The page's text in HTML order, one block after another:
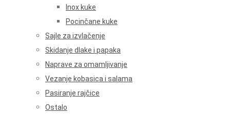
Inox kuke
Pocinčane kuke
Sajle za izvlačenje
Skidanje dlake i papaka
Naprave za omamljivanje
Vezanje kobasica i salama
Pasiranje rajčice
Ostalo